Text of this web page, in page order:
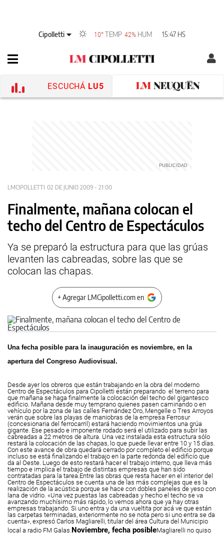
Cipolletti 10°TEMP 42% HUM 15:47 HS
ESCUCHÁ LU5
LMCIPOLLETTI 02 DE JUNIO 2009 - 21:00
Finalmente, mañana colocan el
techo del Centro de Espectáculos
Ya se preparó la estructura para que las grúas
levanten las cabreadas, sobre las que se
colocan las chapas.
+ Agregar LMCipolletti.com en
Una fecha posible para la inauguración es noviembre, en la
apertura del Congreso Audiovisual.
Desde ayer los obreros que están trabajando en la obra del moderno
Centro de Espectáculos para Cipolletti están preparando el terreno para
que mañana se haga finalmente la colocación del techo del gigantesco
edificio. Mañana desde muy temprano quienes pasen caminando o en
vehículo por la zona de las calles Fernández Oro, Mengelle o Tres Arroyos
verán que sobre las playas de maniobras de la empresa Ferrosur
(concesionaria del ferrocarril) estará haciendo movimientos una grúa
gigante. Ese pesado e imponente rodado será el utilizado para subir las
cabreadas a 22 metros de altura. Una vez instalada esta estructura sólo
restará la colocación de las chapas, lo que puede llevar entre 10 y 15 días.
Con este avance de obra quedará cerrado por completo el edificio porque
incluso se está finalizando el trabajo en la parte redonda del edificio que
da al Oeste. Luego de esto restará hacer el trabajo interno, que lleva más
tiempo e implica el trabajo de distintas empresas que han sido
contratadas para la tarea.Entre las obras que resta hacer en el interior del
Centro de Espectáculos se cuenta una de las más complejas que es la
realización de la acústica porque se hace con dobles paneles de yeso con
lana de vidrio. «Una vez puestas las cabreadas y hecho el techo se va
avanzando muchísimo más rápido, lo vemos ahora que ya hay otras
empresas trabajando. Si uno entra y da una vueltita por acá ve que están
las carpetas terminadas, exteriormente no se nota pero si uno entra se da
cuenta», expresó Carlos Magliarelli, titular del área Cultura del Municipio
local a radio FM Galas.Noviembre, fecha posibleMagliarelli no quiso